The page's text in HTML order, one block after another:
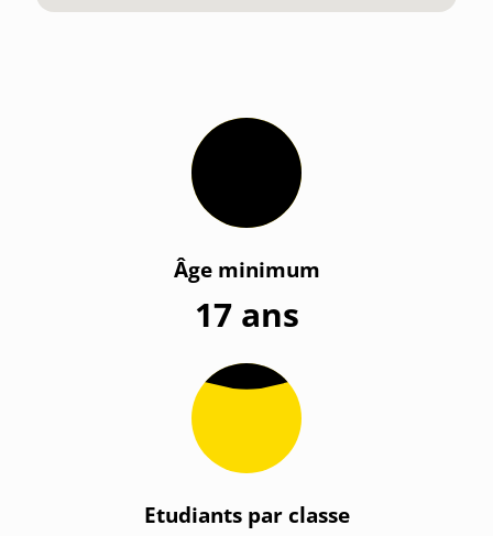
Âge minimum
17 ans
Etudiants par classe